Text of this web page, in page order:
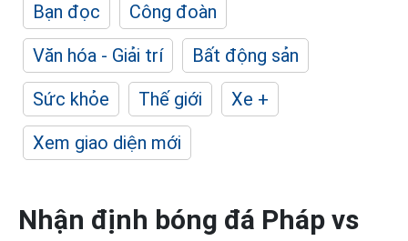
Bạn đọc
Công đoàn
Văn hóa - Giải trí
Bất động sản
Sức khỏe
Thế giới
Xe +
Xem giao diện mới
Nhận định bóng đá Pháp vs